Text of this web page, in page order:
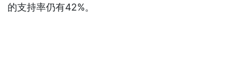
的支持率仍有42%。